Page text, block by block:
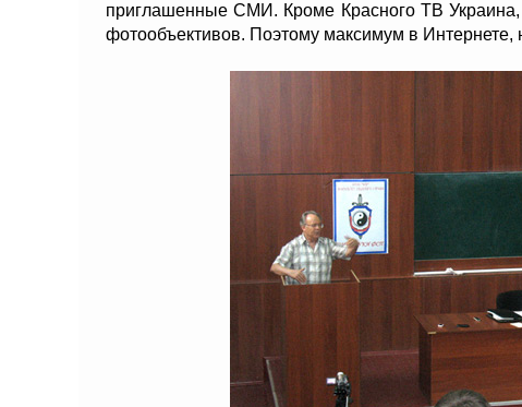
приглашенные СМИ. Кроме Красного ТВ
фотообъективов. Поэтому максимум в Интернете,